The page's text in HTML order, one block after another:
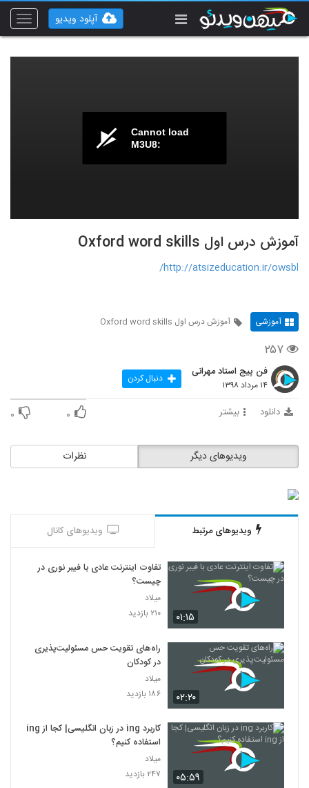
Toggle
آپلود ویدیو
Cannot load
M3U8:
آموزش درس اول Oxford word skills
http://atsizeducation.ir/owsbl/
آموزشی آموزش درس اول Oxford word skills
۲۵۷
فن پیج استاد مهرانی
۱۴ مرداد ۱۳۹۸ دنبال کردن
دانلود بیشتر ۰ ۰
نظرات ویدیوهای دیگر
ویدیوهای مرتبط ویدیوهای کانال
۰۱:۱۵
تفاوت اینترنت عادی با فیبر نوری در
چیست؟
میلاد
۲۱۰ بازدید
۰۲:۲۰
راه‌های تقویت حس مسئولیت‌پذیری
در کودکان
میلاد
۱۸۶ بازدید
۰۵:۵۹
کاربرد ing در زبان انگلیسی| کجا از ing
استفاده کنیم؟
میلاد
۲۴۷ بازدید